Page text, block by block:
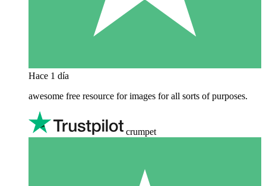
Hace 1 día
awesome free resource for images for all sorts of purposes.
crumpet